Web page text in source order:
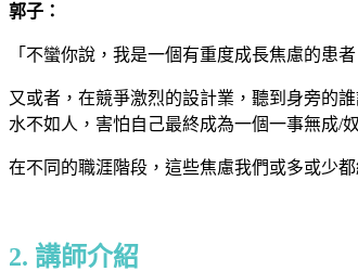
郭子：
「不蠻你說，我是一個有重度成長焦慮的患
又或者，在競爭激烈的設計業，聽到身旁的
水不如人，害怕自己最終成為一個一事無成/
在不同的職涯階段，這些焦慮我們或多或少
2. 講師介紹